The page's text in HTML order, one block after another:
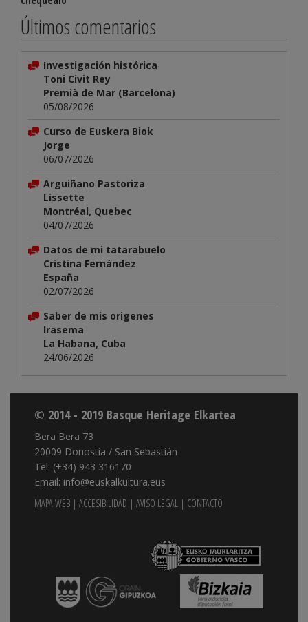
Últimos comentarios
Investigación histórica
Toni Civit Rey
Premià de Mar (Barcelona)
05/08/2026
Curso de Euskera Biok
Jorge
06/07/2026
Arguiñano Pastoriza
Lissette
Montréal, Quebec
04/07/2026
Datos de mi tatarabuelo
Cristina Fernández
España
02/07/2026
Saber de mis origenes
Irasema
La Habana, Cuba
24/06/2026
© 2014 - 2019 Basque Heritage Elkartea
Bera Bera 73
20009 Donostia / San Sebastián
Tel: (+34) 943 316170
Email: info@euskalkultura.eus
MAPA WEB | ACCESIBILIDAD | AVISO LEGAL | CONTACTO